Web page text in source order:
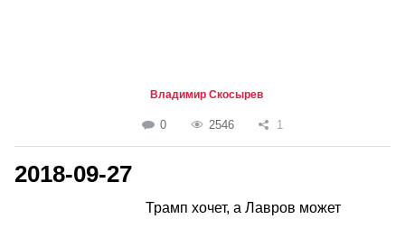
Владимир Скосырев
0 2546 1
2018-09-27
Трамп хочет, а Лавров может